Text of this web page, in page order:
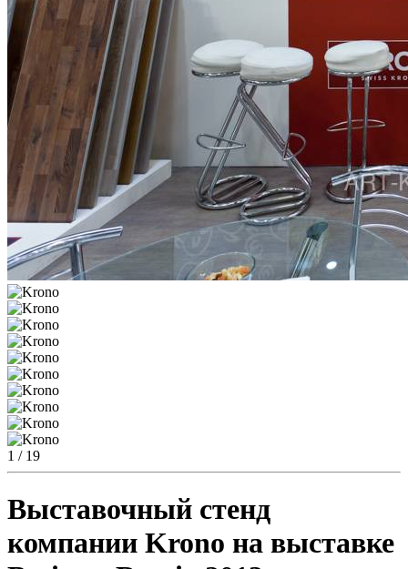
1 / 19
Выставочный стенд
компании Krono на выставке